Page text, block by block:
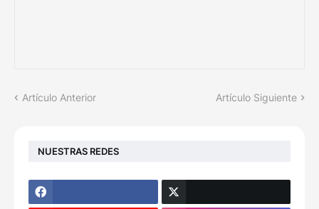
Artículo Anterior Artículo Siguiente
NUESTRAS REDES